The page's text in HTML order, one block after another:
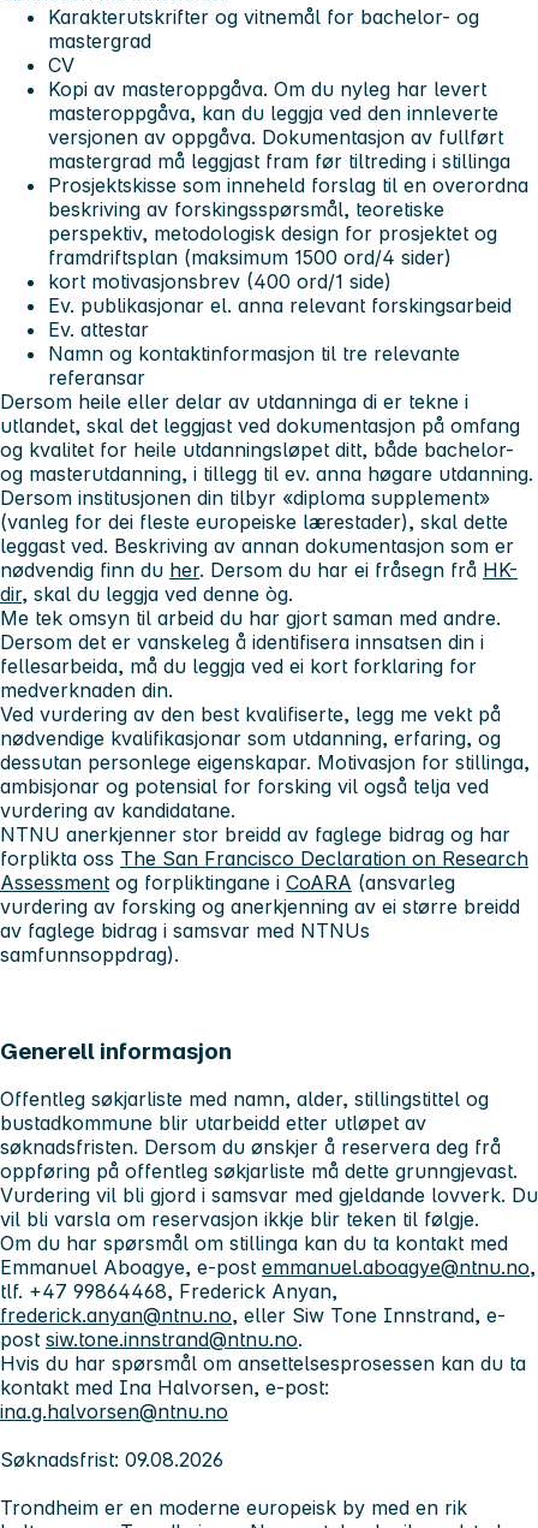
Karakterutskrifter og vitnemål for bachelor- og
mastergrad
CV
Kopi av masteroppgåva. Om du nyleg har levert
masteroppgåva, kan du leggja ved den innleverte
versjonen av oppgåva. Dokumentasjon av fullført
mastergrad må leggjast fram før tiltreding i stillinga
Prosjektskisse som inneheld forslag til en overordna
beskriving av forskingsspørsmål, teoretiske
perspektiv, metodologisk design for prosjektet og
framdriftsplan (maksimum 1500 ord/4 sider)
kort motivasjonsbrev (400 ord/1 side)
Ev. publikasjonar el. anna relevant forskingsarbeid
Ev. attestar
Namn og kontaktinformasjon til tre relevante
referansar
Dersom heile eller delar av utdanninga di er tekne i
utlandet, skal det leggjast ved dokumentasjon på omfang
og kvalitet for heile utdanningsløpet ditt, både bachelor-
og masterutdanning, i tillegg til ev. anna høgare utdanning.
Dersom institusjonen din tilbyr «diploma supplement»
(vanleg for dei fleste europeiske lærestader), skal dette
leggast ved. Beskriving av annan dokumentasjon som er
nødvendig finn du her. Dersom du har ei fråsegn frå HK-
dir, skal du leggja ved denne òg.
Me tek omsyn til arbeid du har gjort saman med andre.
Dersom det er vanskeleg å identifisera innsatsen din i
fellesarbeida, må du leggja ved ei kort forklaring for
medverknaden din.
Ved vurdering av den best kvalifiserte, legg me vekt på
nødvendige kvalifikasjonar som utdanning, erfaring, og
dessutan personlege eigenskapar. Motivasjon for stillinga,
ambisjonar og potensial for forsking vil også telja ved
vurdering av kandidatane.
NTNU anerkjenner stor breidd av faglege bidrag og har
forplikta oss The San Francisco Declaration on Research
Assessment og forpliktingane i CoARA (ansvarleg
vurdering av forsking og anerkjenning av ei større breidd
av faglege bidrag i samsvar med NTNUs
samfunnsoppdrag).
Generell informasjon
Offentleg søkjarliste med namn, alder, stillingstittel og
bustadkommune blir utarbeidd etter utløpet av
søknadsfristen. Dersom du ønskjer å reservera deg frå
oppføring på offentleg søkjarliste må dette grunngjevast.
Vurdering vil bli gjord i samsvar med gjeldande lovverk. Du
vil bli varsla om reservasjon ikkje blir teken til følgje.
Om du har spørsmål om stillinga kan du ta kontakt med
Emmanuel Aboagye, e-post emmanuel.aboagye@ntnu.no,
tlf. +47 99864468, Frederick Anyan,
frederick.anyan@ntnu.no, eller Siw Tone Innstrand, e-
post siw.tone.innstrand@ntnu.no.
Hvis du har spørsmål om ansettelsesprosessen kan du ta
kontakt med Ina Halvorsen, e-post:
ina.g.halvorsen@ntnu.no
Søknadsfrist: 09.08.2026
Trondheim er en moderne europeisk by med en rik